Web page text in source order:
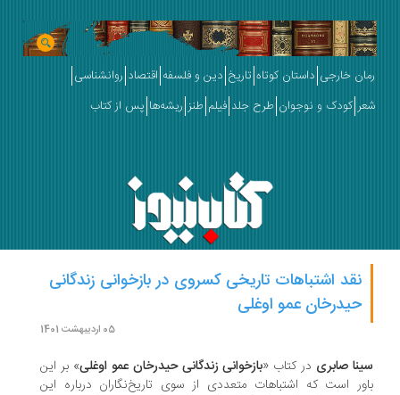
خارجی داستان کوتاه تاریخ دین و فلسفه اقتصاد روانشناسی
کودک و نوجوان طرح جلد فیلم طنز ریشه‌ها پس از کتاب
نقد اشتباهات تاریخی کسروی در بازخوانی زندگانی
حیدرخان عمو اوغلی
صابری در کتاب « بازخوانی زندگانی حیدرخان عمو اوغلی» بر این
است که اشتباهات متعددی از سوی تاریخ‌نگاران درباره این